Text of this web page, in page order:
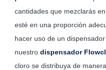
cantidades que mezclarás
esté en una proporción
hacer uso de un
nuestro dispensador
cloro se distribuya de